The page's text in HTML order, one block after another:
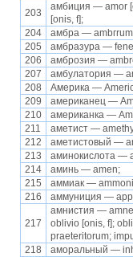
203
амбиция — amor
[onis, f];
204
амбра —
205
амбразура —
206
амброзия —
207
амбулатория —
208
Америка —
209
американец —
210
американка —
211
аметист —
212
аметистовый —
213
аминокислота —
214
аминь — amen;
215
аммиак —
216
аммуниция —
217
амнистия —
oblivio [onis, f];
praeteritorum;
218
аморальный —